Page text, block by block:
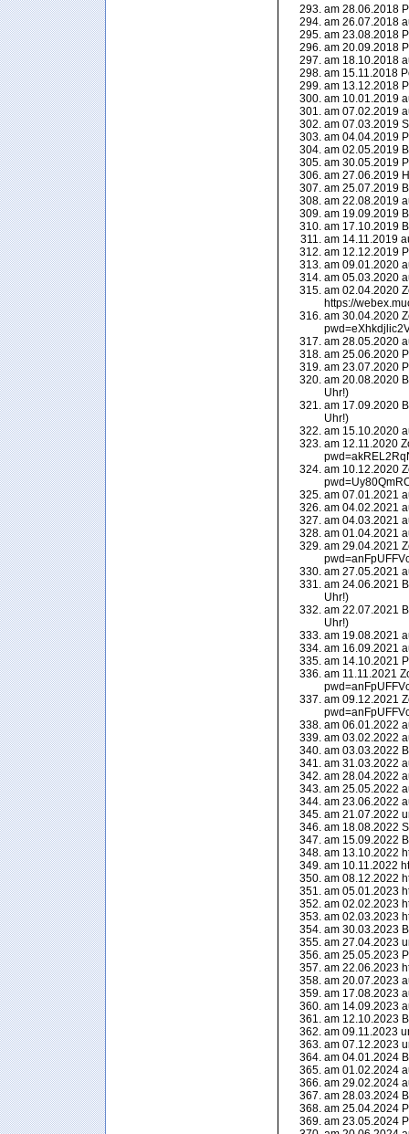
am 28.06.2018
am 26.07.2018
am 23.08.2018
am 20.09.2018
am 18.10.2018
am 15.11.2018
am 13.12.2018
am 10.01.2019
am 07.02.2019
am 07.03.2019
am 04.04.2019
am 02.05.2019
am 30.05.2019
am 27.06.2019
am 25.07.2019
am 22.08.2019
am 19.09.2019
am 17.10.2019
am 14.11.2019
am 12.12.2019
am 09.01.2020
am 05.03.2020
am 02.04.2020
https://
am 30.04.2020
am 28.05.2020
am 25.06.2020
am 23.07.2020
am 20.08.2020
Uhr!)
am 17.09.2020
Uhr!)
am 15.10.2020
am 12.11.2020
am 10.12.2020
am 07.01.2021
am 04.02.2021
am 04.03.2021
am 01.04.2021
am 29.04.2021
am 27.05.2021
am 24.06.2021
Uhr!)
am 22.07.2021
Uhr!)
am 19.08.2021
am 16.09.2021
am 14.10.2021
am 11.11.2021
am 09.12.2021
am 06.01.2022
am 03.02.2022
am 03.03.2022
am 31.03.2022
am 28.04.2022
am 25.05.2022
am 23.06.2022
am 21.07.2022
am 18.08.2022
am 15.09.2022
am 13.10.2022
am 10.11.2022
am 08.12.2022
am 05.01.2023
am 02.02.2023
am 02.03.2023
am 30.03.2023
am 27.04.2023
am 25.05.2023
am 22.06.2023
am 20.07.2023
am 17.08.2023
am 14.09.2023
am 12.10.2023
am 09.11.2023
am 07.12.2023
am 04.01.2024
am 01.02.2024
am 29.02.2024
am 28.03.2024
am 25.04.2024
am 23.05.2024